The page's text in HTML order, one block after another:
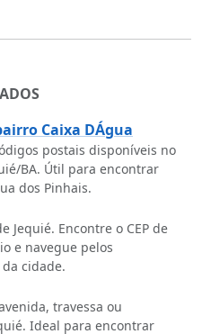
Caixa DÁgua
postais disponíveis no
BA. Útil para encontrar
dos Pinhais.
Jequié. Encontre o CEP de
e navegue pelos
cidade.
travessa ou
Ideal para encontrar